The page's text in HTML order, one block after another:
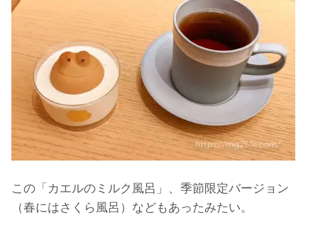
この「カエルのミルク風呂」、季節限定バージョン
（春にはさくら風呂）などもあったみたい。